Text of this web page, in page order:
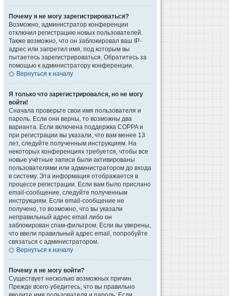
Почему я не могу зарегистрироваться?
Возможно, администратор конференции
отключил регистрацию новых пользователей.
Также возможно, что он заблокировал ваш IP-
адрес или запретил имя, под которым вы
пытаетесь зарегистрироваться. Обратитесь за
помощью к администратору конференции.
Вернуться к началу
Я только что зарегистрировался, но не могу
войти!
Сначала проверьте свои имя пользователя и
пароль. Если они верны, то возможны два
варианта. Если включена поддержка COPPA и
при регистрации вы указали, что вам менее 13
лет, следуйте полученным инструкциям. На
некоторых конференциях требуется, чтобы все
новые учётные записи были активированы
пользователями или администратором до входа
в систему. Эта информация отображается в
процессе регистрации. Если вам было прислано
email-сообщение, следуйте полученным
инструкциям. Если email-сообщение не
получено, то возможно, что вы указали
неправильный адрес email либо он
заблокирован спам-фильтром. Если вы уверены,
что ввели правильный адрес email, попробуйте
связаться с администратором.
Вернуться к началу
Почему я не могу войти?
Существует несколько возможных причин.
Прежде всего убедитесь, что вы правильно